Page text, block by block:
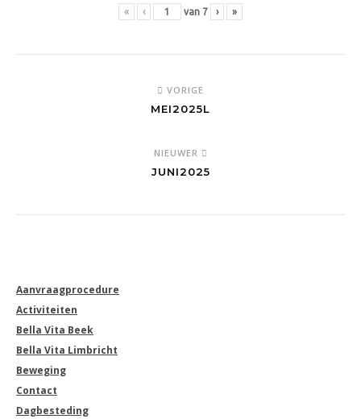
« ‹ van 7 › »
VORIGE
MEI2025L
NIEUWER
JUNI2025
Aanvraagprocedure
Activiteiten
Bella Vita Beek
Bella Vita Limbricht
Beweging
Contact
Dagbesteding